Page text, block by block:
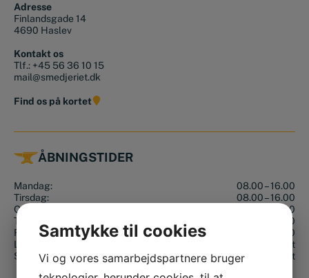
Adresse
Finlandsgade 14
4690 Haslev
Kontakt os
Tlf.: +45 56 36 10 15
mail@smedjeriet.dk
Find os på kortet
ÅBNINGSTIDER
Mandag:
08.00 – 16.00
Tirsdag:
08.00 – 16.00
Onsdag:
08.00 – 16.00
Torsdag:
08.00 – 16.00
Fredag:
08.00 – 16.00
Lørdag:
Lukket
Søndag:
Lukket
Samtykke til cookies
Vi og vores samarbejdspartnere bruger